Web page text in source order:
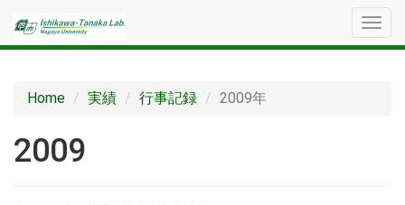
メ
ニ
Home 実績 行事記録 2009年
2009